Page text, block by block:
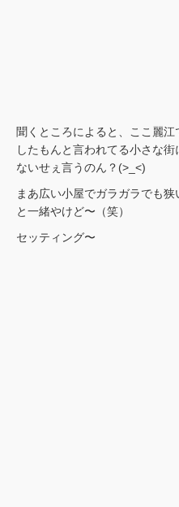
聞くところによると、ここ麗
したもんと言われてる小さな
ないせぇ言うのん？(>_<)
まあ広い小屋でガラガラでも
と一緒やけど〜（笑）
セッティング〜